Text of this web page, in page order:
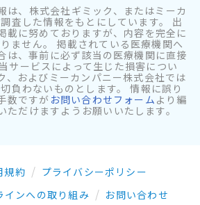
は、株式会社ギミック、またはミーカ
査した情報をもとにしています。 出
載に努めておりますが、内容を完全に
ません。 掲載されている医療機関へ
は、事前に必ず該当の医療機関に直接
サービスによって生じた損害につい
、およびミーカンパニー株式会社では
負わないものとします。 情報に誤り
数ですが お問い合わせフォーム より編
ただけますようお願いいたします。
規約
プライバシーポリシー
インへの取り組み
お問い合わせ